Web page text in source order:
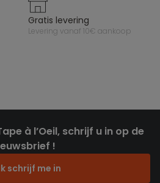
gratis levering
levering vanaf 10€ aankoop
à l’Oeil, schrijf u in op de
!
schrijf me in